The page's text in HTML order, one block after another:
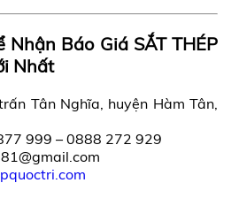
Báo Giá SẮT THÉP
Nhất
Tân Nghĩa, huyện Hàm Tân,
999 – 0888 272 929